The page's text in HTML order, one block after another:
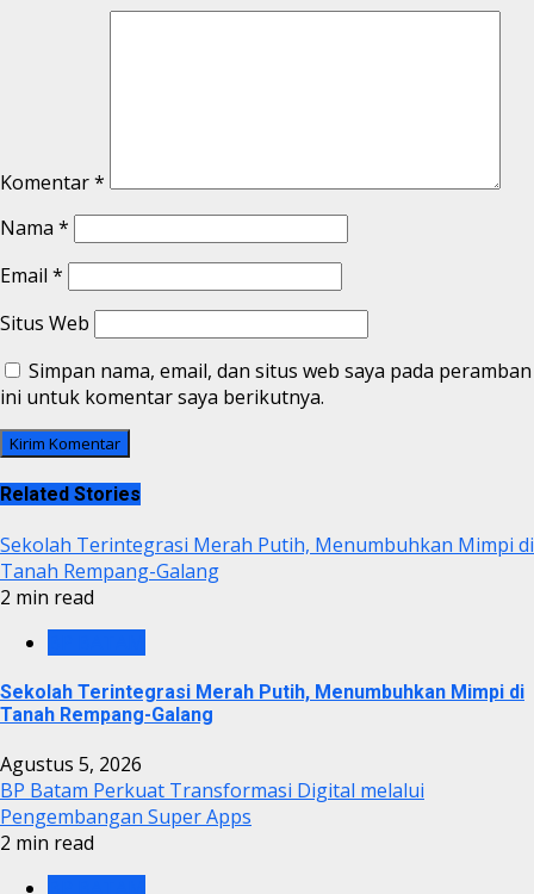
Komentar*
Nama *
Email *
Situs Web
Simpan nama, email, dan situs web saya pada peramban
ini untuk komentar saya berikutnya.
Related Stories
Sekolah Terintegrasi Merah Putih, Menumbuhkan Mimpi di
Tanah Rempang-Galang
2 min read
Sekolah Terintegrasi Merah Putih, Menumbuhkan Mimpi di
Tanah Rempang-Galang
Agustus 5, 2026
BP Batam Perkuat Transformasi Digital melalui
Pengembangan Super Apps
2 min read